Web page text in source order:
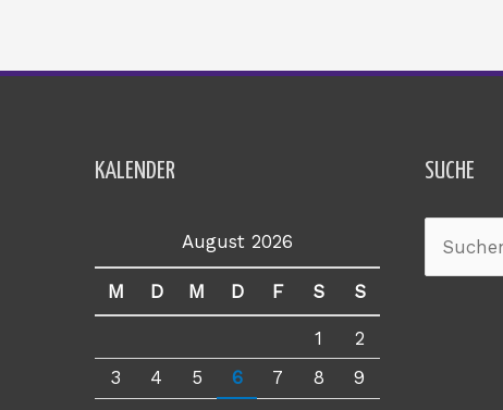
KALENDER
August 2026
M D M D F S S
1
2
3
4 5 6 7 8
9
SUCHE
Suchen
nach: